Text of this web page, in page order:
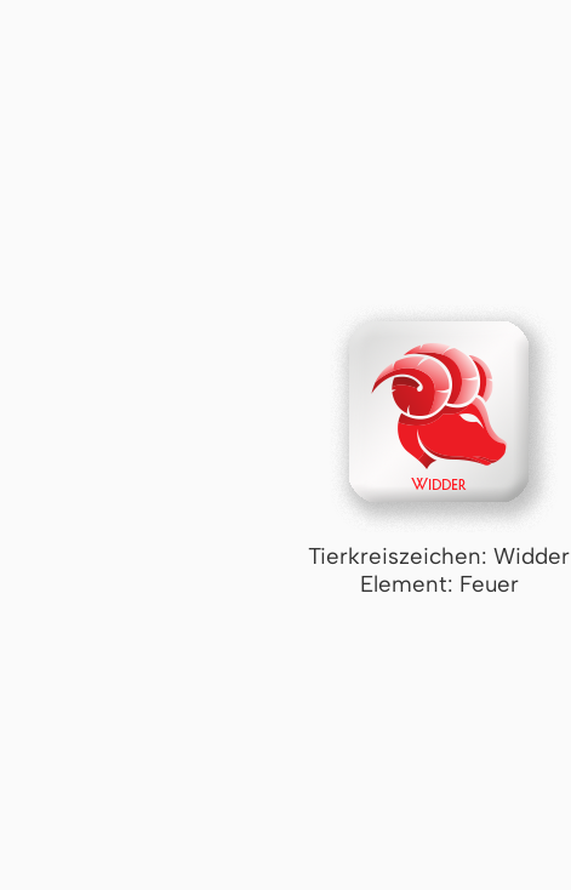
Tierkreiszeichen: Widder
Element: Feuer